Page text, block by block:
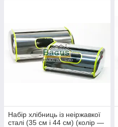
Набір хлібниць із неіржавкої
сталі (35 см і 44 см) (колір —